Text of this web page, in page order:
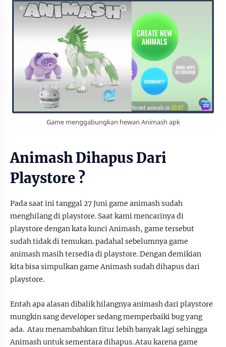
Game menggabungkan hewan Animash apk
Animash Dihapus Dari
Playstore ?
Pada saat ini tanggal 27 Juni game animash sudah
menghilang di playstore. Saat kami mencarinya di
playstore dengan kata kunci Animash, game tersebut
sudah tidak di temukan. padahal sebelumnya game
animash masih tersedia di playstore. Dengan demikian
kita bisa simpulkan game Animash sudah dihapus dari
playstore.
Entah apa alasan dibalik hilangnya animash dari playstore
mungkin sang developer sedang memperbaiki bug yang
ada. Atau menambahkan fitur lebih banyak lagi sehingga
Animash untuk sementara dihapus. Atau karena game